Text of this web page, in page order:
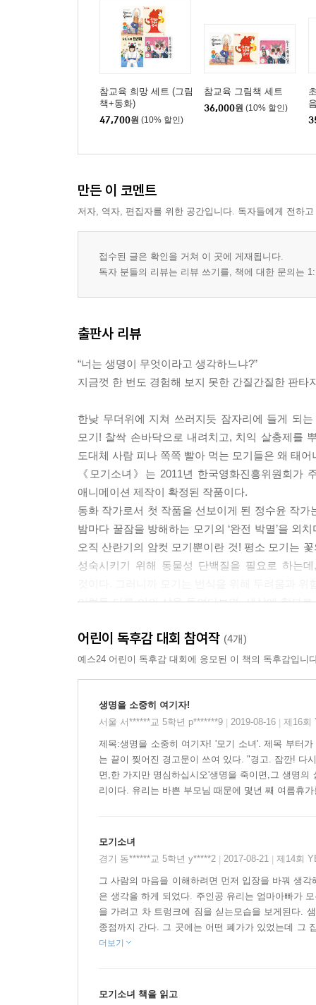
참교육 희망 세트 (그림
책+동화)
47,700원 (10% 할인)
참교육 그림책 세트
36,000원 (10% 할인)
만든 이 코멘트
저자, 역자, 편집자를 위한 공간입니다. 독자들에게 전하
접수된 글은 확인을 거쳐 이 곳에 게재됩니다.
독자 분들의 리뷰는 리뷰 쓰기를, 책에 대한 문의는
출판사 리뷰
“너는 생명이 무엇이라고 생각하느냐?”
지금껏 한 번도 경험해 보지 못한 간질간질한 판타
한낮 무더위에 지쳐 쓰러지듯 잠자리에 들게 되
모기! 찰싹 손바닥으로 내려치고, 치익 살충제를
도대체 사람 피나 쪽쪽 빨아 먹는 모기들은 왜 태
《모기소녀》는 2011년 한국영화진흥위원회가
애니메이션 제작이 확정된 작품이다.
동화 작가로서 첫 작품을 선보이게 된 정수윤 작
밤마다 꿀잠을 방해하는 모기의 ‘완전 박멸’을 외
오직 산란기의 암컷 모기뿐이란 것! 평소 모기는
성숙시키기 위해 동물성 단백질을 필요로 하는
이렇듯 다른 이의 삶을 들여다보면, 세상에 함부
이기적인 가치관에서 벗어나 더 넓게 세상을 포용
1. 소녀, 한 생명을 만나다
신 나는 여름방학을 맞았지만, 다 남들 이야기다
바쁘기만 한 부모님에게 불만이 쌓여 가던 유리
만남을 가진다. 생태계 먹이 사슬의 가장 하위
2. 어떤 생명에게도 가족이 있다
긴 여정을 떠난 ‘모기소녀’는 숲 속 생명들과
바퀴벌레 아저씨, 어렸을 때 헤어진 엄마를 못내
위해 입을 버린 나방, 사연 많은 울보 여왕벌, 사
겁 많은 개미 부대, 개미 부대를 노리는 개미귀
살아가고 있었다. 그들의 작지만 큰 삶을 들여다
3. 모든 생명이 어우러져 숲이 이루어진다
어린이 독후감 대회 참여작 (4개)
예스24 어린이 독후감 대회에 응모된 이 책의 독후감입니
생명을 소중히 여기자!
서울 서******교 5학년 p*******9
2019-08-16 제16회
제목:생명을 소중히 여기자! '모기 소녀'. 제목 부터
는 끝이 찢어진 경고문이 쓰여 있다. "경고. 잠깐! 다
면,한 가지만 명심하십시오'생명을 죽이면,그 생명
리이다. 유리는 바쁜 부모님 때문에 몇년 째 여름휴
모기소녀
경기 동******교 5학년 y*****2
2017-08-21 제14회
그 사람의 마음을 이해하려면 먼저 입장을 바꿔 생
은 생각을 하게 되었다. 주인공 유리는 엄마아빠가
을 가려고 차 트렁크에 짐을 싣는모습을 보게된다.
종점까지 간다. 그 곳에는 어떤 폐가가 있었는데 그
더보기
모기소녀 책을 읽고